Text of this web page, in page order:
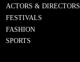
ACTORS & DIRECTORS
FESTIVALS
FASHION
SPORTS